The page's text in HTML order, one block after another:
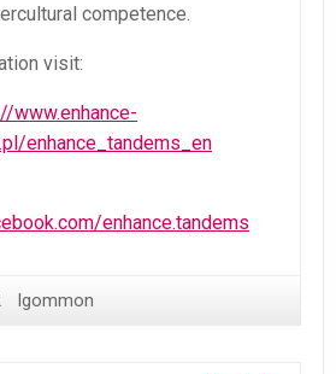
competence.
visit:
www.enhance-
enhance_tandems_en
enhance.tandems
lgommon